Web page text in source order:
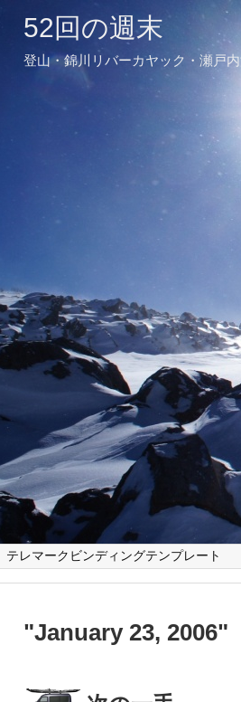
52回の週末
登山・錦川リバーカヤック・瀬戸
テレマークビンディングテンプレート
"January 23, 2006"